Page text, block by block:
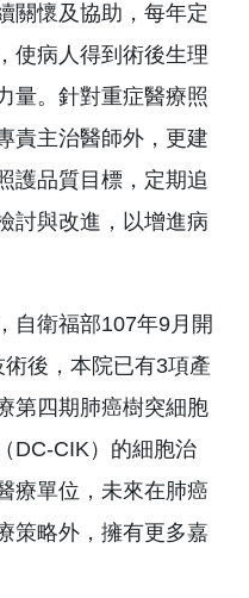
關懷及協助，每年定
使病人得到術後生理
量。針對重症醫療照
責主治醫師外，更建
護品質目標，定期追
討與改進，以增進病
自衛福部107年9月開
後，本院已有3項產
第四期肺癌樹突細胞
DC-CIK）的細胞治
療單位，未來在肺癌
策略外，擁有更多嘉